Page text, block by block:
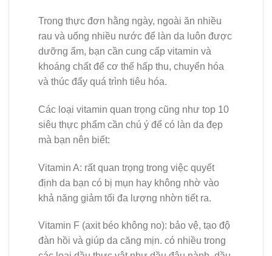
Trong thực đơn hằng ngày, ngoài ăn nhiều
rau và uống nhiều nước để làn da luôn được
dưỡng ẩm, bạn cần cung cấp vitamin và
khoáng chất để cơ thể hấp thu, chuyển hóa
và thúc đẩy quá trình tiêu hóa.
Các loại vitamin quan trọng cũng như top 10
siêu thực phẩm cần chú ý để có làn da đẹp
mà bạn nên biết:
Vitamin A: rất quan trọng trong việc quyết
định da bạn có bị mụn hay không nhờ vào
khả năng giảm tối đa lượng nhờn tiết ra.
Vitamin F (axit béo không no): bảo vệ, tạo độ
đàn hồi và giúp da căng mịn. có nhiều trong